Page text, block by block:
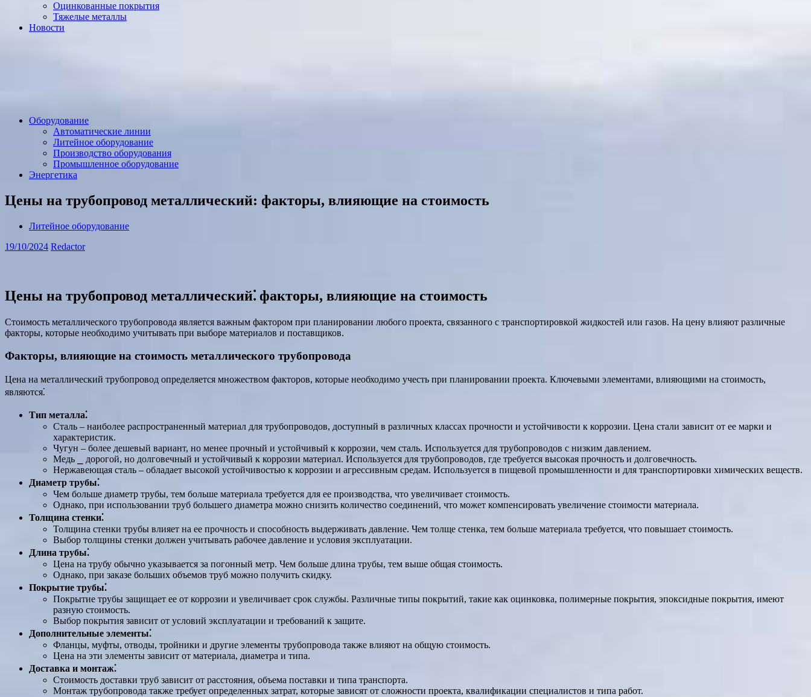
Оцинкованные покрытия
Тяжелые металлы
Новости
Оборудование
Автоматические линии
Литейное оборудование
Производство оборудования
Промышленное оборудование
Энергетика
Цены на трубопровод металлический: факторы, влияющие на стоимость
Литейное оборудование
19/10/2024 Redactor
Цены на трубопровод металлический⁚ факторы, влияющие на стоимость
Стоимость металлического трубопровода является важным фактором при планировании любого проекта, связанного с транспортировкой жидкостей или газов. На цену влияют различные
факторы, которые необходимо учитывать при выборе материалов и поставщиков.
Факторы, влияющие на стоимость металлического трубопровода
Цена на металлический трубопровод определяется множеством факторов, которые необходимо учесть при планировании проекта. Ключевыми элементами, влияющими на стоимость,
являются⁚
Тип металла⁚
Сталь ‒ наиболее распространенный материал для трубопроводов, доступный в различных классах прочности и устойчивости к коррозии. Цена стали зависит от ее марки и
характеристик.
Чугун ‒ более дешевый вариант, но менее прочный и устойчивый к коррозии, чем сталь. Используется для трубопроводов с низким давлением.
Медь ⎯ дорогой, но долговечный и устойчивый к коррозии материал. Используется для трубопроводов, где требуется высокая прочность и долговечность.
Нержавеющая сталь ‒ обладает высокой устойчивостью к коррозии и агрессивным средам. Используется в пищевой промышленности и для транспортировки химических веществ.
Диаметр трубы⁚
Чем больше диаметр трубы, тем больше материала требуется для ее производства, что увеличивает стоимость.
Однако, при использовании труб большего диаметра можно снизить количество соединений, что может компенсировать увеличение стоимости материала.
Толщина стенки⁚
Толщина стенки трубы влияет на ее прочность и способность выдерживать давление. Чем толще стенка, тем больше материала требуется, что повышает стоимость.
Выбор толщины стенки должен учитывать рабочее давление и условия эксплуатации.
Длина трубы⁚
Цена на трубу обычно указывается за погонный метр. Чем больше длина трубы, тем выше общая стоимость.
Однако, при заказе больших объемов труб можно получить скидку.
Покрытие трубы⁚
Покрытие трубы защищает ее от коррозии и увеличивает срок службы. Различные типы покрытий, такие как оцинковка, полимерные покрытия, эпоксидные покрытия, имеют
разную стоимость.
Выбор покрытия зависит от условий эксплуатации и требований к защите.
Дополнительные элементы⁚
Фланцы, муфты, отводы, тройники и другие элементы трубопровода также влияют на общую стоимость.
Цена на эти элементы зависит от материала, диаметра и типа.
Доставка и монтаж⁚
Стоимость доставки труб зависит от расстояния, объема поставки и типа транспорта.
Монтаж трубопровода также требует определенных затрат, которые зависят от сложности проекта, квалификации специалистов и типа работ.